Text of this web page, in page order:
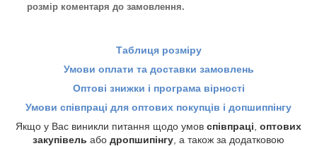
розмір коментаря до замовлення.
Таблиця розміру
Умови оплати та доставки замовлень
Оптові знижки і програма вірності
Умови співпраці для оптових покупців і допшиппінгу
Якщо у Вас виникли питання щодо умов співпраці оптових
закупівель або дропшипінгу , а також за додатковою